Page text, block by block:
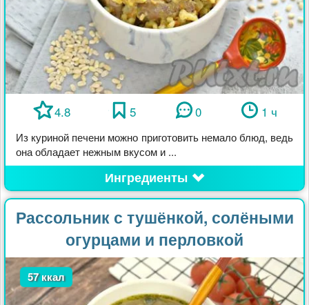
4.8 5 0 1 ч
Из куриной печени можно приготовить немало блюд, ведь
она обладает нежным вкусом и ...
Ингредиенты
Рассольник с тушёнкой, солёными
огурцами и перловкой
57 ккал